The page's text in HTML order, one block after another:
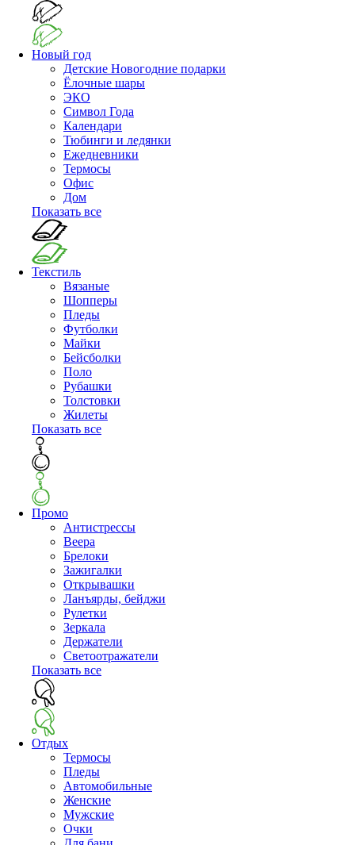
Новый год
Детские Новогодние подарки
Ёлочные шары
ЭКО
Символ Года
Календари
Тюбинги и ледянки
Ежедневники
Термосы
Офис
Дом
Показать все
Текстиль
Вязаные
Шопперы
Пледы
Футболки
Майки
Бейсболки
Поло
Рубашки
Толстовки
Жилеты
Показать все
Промо
Антистрессы
Веера
Брелоки
Зажигалки
Открывашки
Ланъярды, бейджи
Рулетки
Зеркала
Держатели
Светоотражатели
Показать все
Отдых
Термосы
Пледы
Автомобильные
Женские
Мужские
Очки